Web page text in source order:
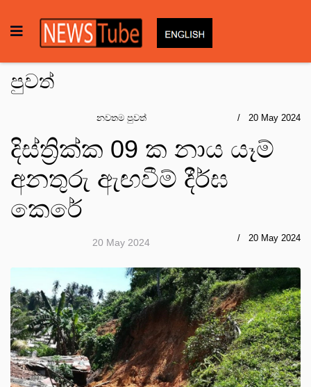
පුවත්
නවතම පුවත් 20 May 2024
දිස්ත්‍රික්ක 09 ක නාය යෑම්
අනතුරු ඇඟවීම් දීර්ඝ
කෙරේ
20 May 2024 20 May 2024